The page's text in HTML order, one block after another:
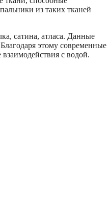
из таких тканей
сатина, атласа. Данные
этому современные
с водой.